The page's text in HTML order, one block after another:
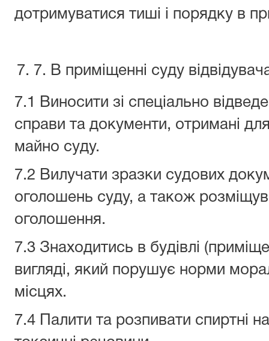
дотримуватися тиші і порядку в
7. В приміщенні суду
7.1 Виносити зі спеціально
справи та документи, отримані
майно суду.
7.2 Вилучати зразки судових
оголошень суду, а також
оголошення.
7.3 Знаходитись в будівлі
вигляді, який порушує норми
місцях.
7.4 Палити та розпивати спиртні